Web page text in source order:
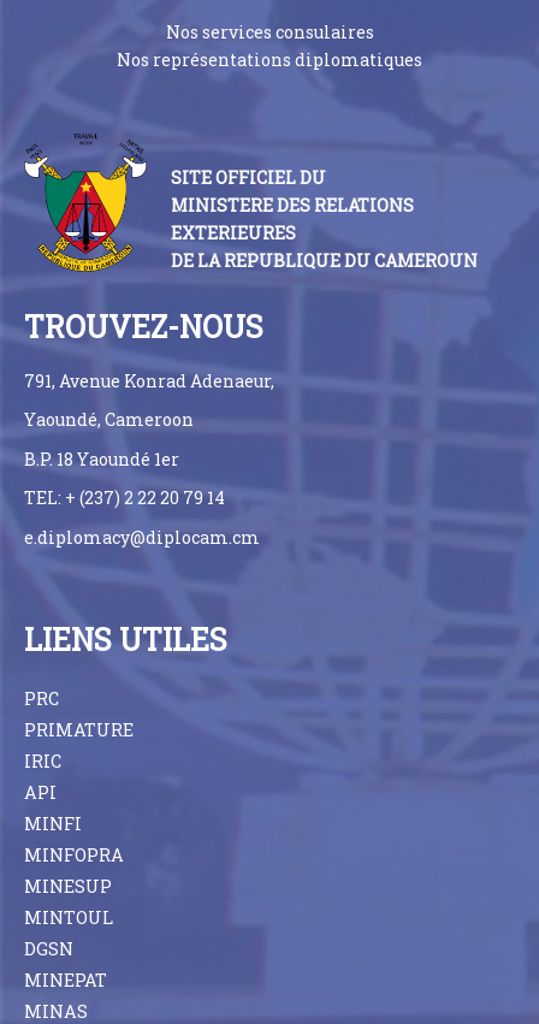
Nos services consulaires
Nos représentations diplomatiques
SITE OFFICIEL DU
MINISTERE DES RELATIONS
EXTERIEURES
DE LA REPUBLIQUE DU CAMEROUN
TROUVEZ-NOUS
791, Avenue Konrad Adenaeur,
Yaoundé, Cameroon
B.P. 18 Yaoundé 1er
TEL: + (237) 2 22 20 79 14
e.diplomacy@diplocam.cm
LIENS UTILES
PRC
PRIMATURE
IRIC
API
MINFI
MINFOPRA
MINESUP
MINTOUL
DGSN
MINEPAT
MINAS